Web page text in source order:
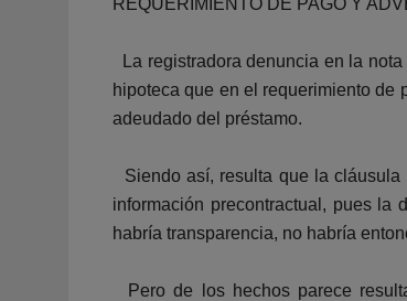
La registradora denuncia en la
hipoteca que en el requerimiento de
adeudado del préstamo.
Siendo así, resulta que la
información precontractual, pues la
habría transparencia, no habría
Pero de los hechos parece